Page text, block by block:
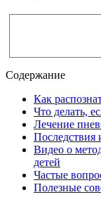
Содержание
Как
Что делать,
Лечение
Последствия
Видео о
детей
Частые
Полезные